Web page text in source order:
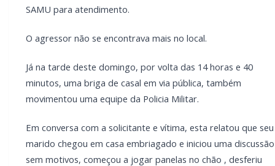
SAMU para atendimento.
O agressor não se encontrava mais no local.
Já na tarde deste domingo, por volta das 14 horas e 40
minutos, uma briga de casal em via pública, também
movimentou uma equipe da Policia Militar.
Em conversa com a solicitante e vítima, esta relatou que seu
marido chegou em casa embriagado e iniciou uma discussão
sem motivos, começou a jogar panelas no chão , desferiu